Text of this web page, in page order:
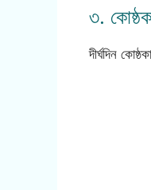
৩.
দীর্ঘদিন